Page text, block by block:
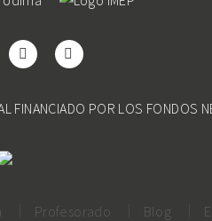
FINANCIADO POR LOS FONDOS
Profesorado Blog